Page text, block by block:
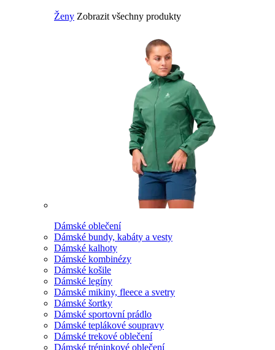
Ženy Zobrazit všechny produkty
Dámské oblečení
Dámské bundy, kabáty a vesty
Dámské kalhoty
Dámské kombinézy
Dámské košile
Dámské legíny
Dámské mikiny, fleece a svetry
Dámské šortky
Dámské sportovní prádlo
Dámské teplákové soupravy
Dámské trekové oblečení
Dámské tréninkové oblečení